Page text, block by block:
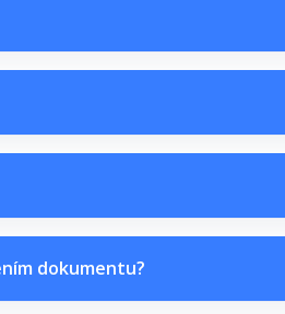
dokumentu?